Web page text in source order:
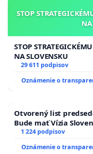
STOP
STOP
NA SLOVENSKU
29 611 podpisov
Oznámenie o
Otvorený list
Bude mať Vízia
1 224 podpisov
Oznámenie o